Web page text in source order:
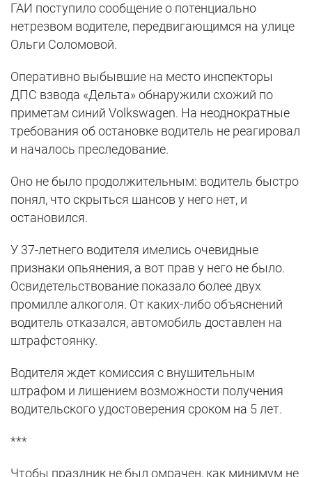
ГАИ поступило сообщение о потенциально
нетрезвом водителе, передвигающимся на улице
Ольги Соломовой.
Оперативно выбывшие на место инспекторы
ДПС взвода «Дельта» обнаружили схожий по
приметам синий Volkswagen. На неоднократные
требования об остановке водитель не реагировал
и началось преследование.
Оно не было продолжительным: водитель быстро
понял, что скрыться шансов у него нет, и
остановился.
У 37-летнего водителя имелись очевидные
признаки опьянения, а вот прав у него не было.
Освидетельствование показало более двух
промилле алкоголя. От каких-либо объяснений
водитель отказался, автомобиль доставлен на
штрафстоянку.
Водителя ждет комиссия с внушительным
штрафом и лишением возможности получения
водительского удостоверения сроком на 5 лет.
***
Чтобы праздник не был омрачен, как минимум не